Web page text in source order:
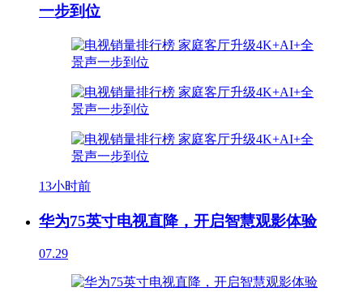
一步到位
13小时前
华为75英寸电视直降，开启智慧观影体验
07.29